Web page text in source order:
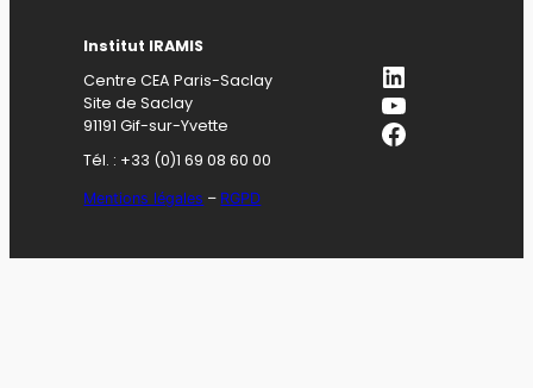
Institut IRAMIS
Centre CEA Paris-Saclay
Site de Saclay
91191 Gif-sur-Yvette
Tél. : +33 (0)1 69 08 60 00
Mentions légales – RGPD
LinkedIn
YouTube
Facebook